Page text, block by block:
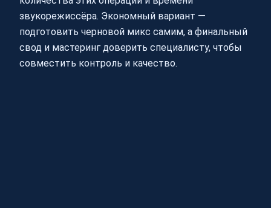
звукорежиссёра. Экономный вариант —
подготовить черновой микс самим, а финальный
свод и мастеринг доверить специалисту, чтобы
совместить контроль и качество.